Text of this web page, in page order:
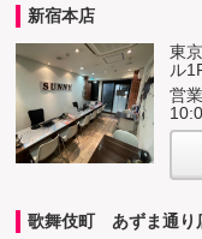
新宿本店
東
ル
営
歌舞伎町 あずま通り